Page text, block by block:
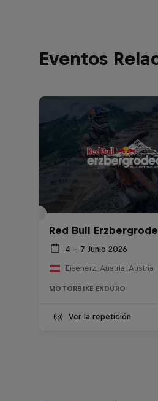
Eventos
Red Bull
4 – 7 Junio 2026
Eisenerz, Austria, Austria
MOTORBIKE ENDURO
Ver la repetición